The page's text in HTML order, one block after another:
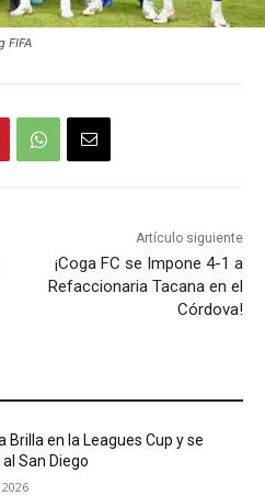
FIFA
Artículo siguiente
¡Coga FC se Impone 4-1 a
Refaccionaria Tacana en el
Córdova!
Brilla en la Leagues Cup y se
San Diego